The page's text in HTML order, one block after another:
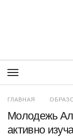
ГЛАВНАЯ
Молодежь
активно